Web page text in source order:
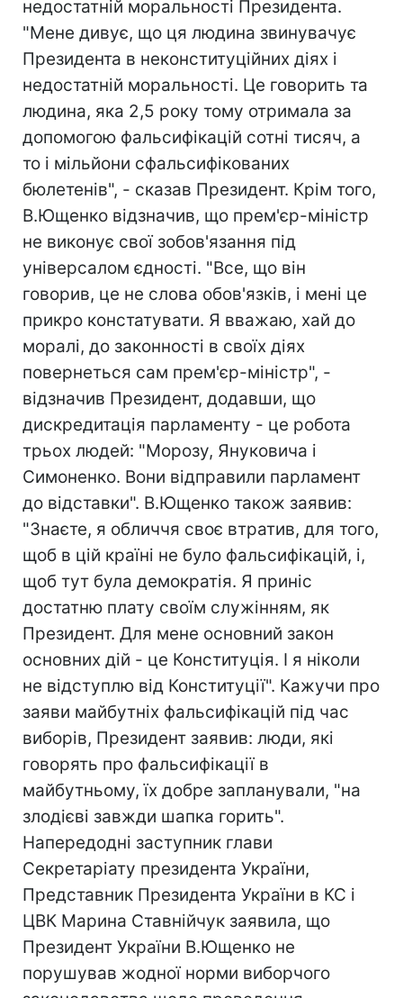
недостатній моральності Президента.
"Мене дивує, що ця людина звинувачує
Президента в неконституційних діях і
недостатній моральності. Це говорить та
людина, яка 2,5 року тому отримала за
допомогою фальсифікацій сотні тисяч, а
то і мільйони сфальсифікованих
бюлетенів", - сказав Президент. Крім того,
В.Ющенко відзначив, що прем'єр-міністр
не виконує свої зобов'язання під
універсалом єдності. "Все, що він
говорив, це не слова обов'язків, і мені це
прикро констатувати. Я вважаю, хай до
моралі, до законності в своїх діях
повернеться сам прем'єр-міністр", -
відзначив Президент, додавши, що
дискредитація парламенту - це робота
трьох людей: "Морозу, Януковича і
Симоненко. Вони відправили парламент
до відставки". В.Ющенко також заявив:
"Знаєте, я обличчя своє втратив, для того,
щоб в цій країні не було фальсифікацій, і,
щоб тут була демократія. Я приніс
достатню плату своїм служінням, як
Президент. Для мене основний закон
основних дій - це Конституція. І я ніколи
не відступлю від Конституції". Кажучи про
заяви майбутніх фальсифікацій під час
виборів, Президент заявив: люди, які
говорять про фальсифікації в
майбутньому, їх добре запланували, "на
злодієві завжди шапка горить".
Напередодні заступник глави
Секретаріату президента України,
Представник Президента України в КС і
ЦВК Марина Ставнійчук заявила, що
Президент України В.Ющенко не
порушував жодної норми виборчого